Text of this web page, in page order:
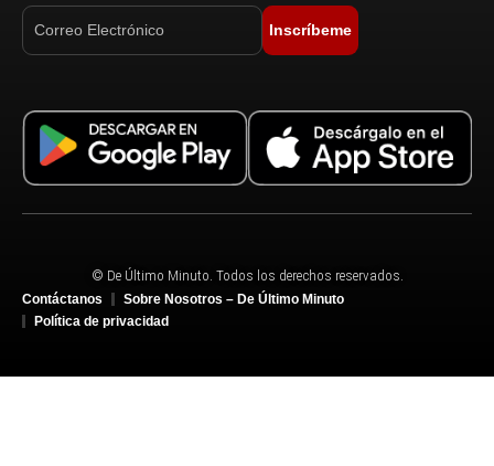
Inscríbeme
© De Último Minuto. Todos los derechos reservados.
Contáctanos
Sobre Nosotros – De Último Minuto
Política de privacidad